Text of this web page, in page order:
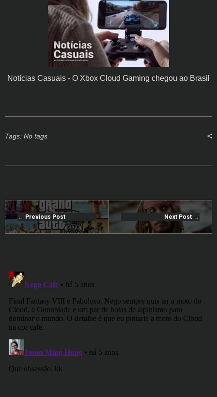
Notícias Casuais - O Xbox Cloud Gaming chegou ao Brasil
Tags: No tags
Previous Post Next Post